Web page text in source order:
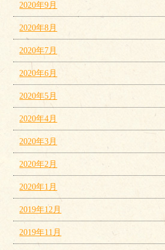
2020年9月
2020年8月
2020年7月
2020年6月
2020年5月
2020年4月
2020年3月
2020年2月
2020年1月
2019年12月
2019年11月